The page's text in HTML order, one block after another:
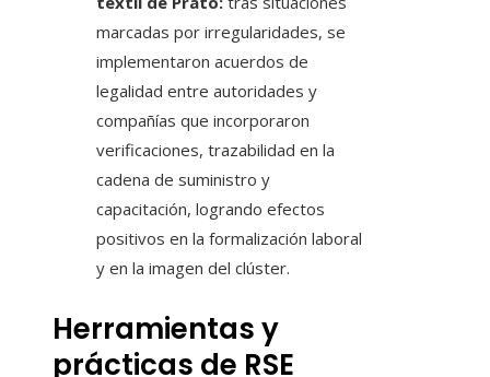
marcadas por irregularidades, se
implementaron acuerdos de
legalidad entre autoridades y
compañías que incorporaron
verificaciones, trazabilidad en la
cadena de suministro y
capacitación, logrando efectos
positivos en la formalización laboral
y en la imagen del clúster.
Herramientas y
prácticas de RSE